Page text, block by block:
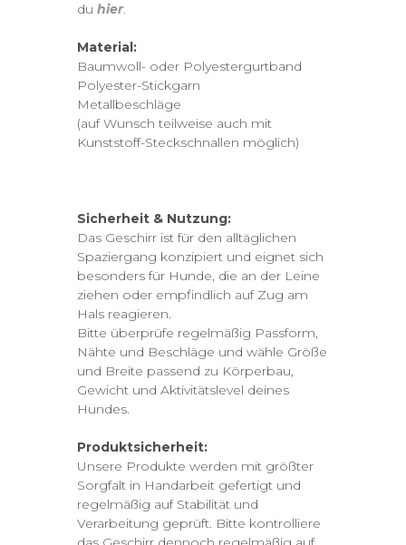
duhier.
Material:
Baumwoll- oder Polyestergurtband
Polyester-Stickgarn
Metallbeschläge
(auf Wunsch teilweise auch mit
Kunststoff-Steckschnallen möglich)
Sicherheit & Nutzung:
Das Geschirr ist für den alltäglichen
Spaziergang konzipiert und eignet sich
besonders für Hunde, die an der Leine
ziehen oder empfindlich auf Zug am
Hals reagieren.
Bitte überprüfe regelmäßig Passform,
Nähte und Beschläge und wähle Größe
und Breite passend zu Körperbau,
Gewicht und Aktivitätslevel deines
Hundes.
Produktsicherheit:
Unsere Produkte werden mit größter
Sorgfalt in Handarbeit gefertigt und
regelmäßig auf Stabilität und
Verarbeitung geprüft. Bitte kontrolliere